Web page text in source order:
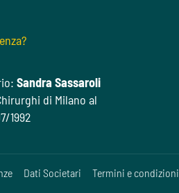
Sandra Sassaroli
di Milano al
1992
Dati Societari Termini e condizioni